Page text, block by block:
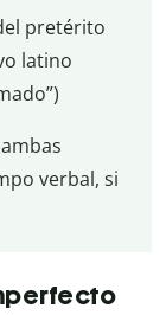
pretérito
latino
verbal, si